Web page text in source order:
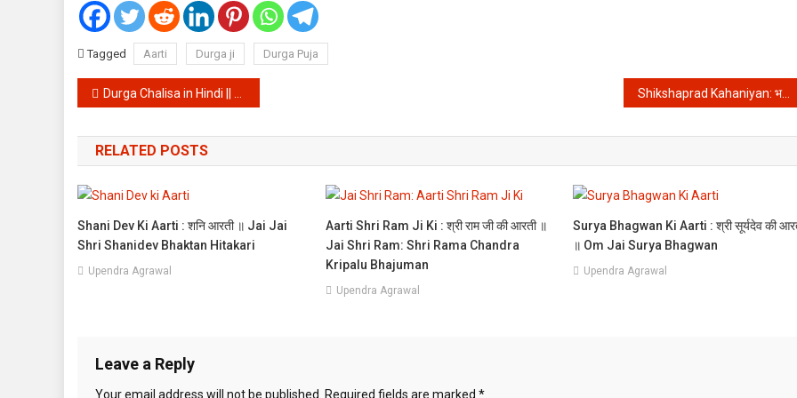
Tagged Aarti Durga ji Durga Puja
Post
navigation
Durga Chalisa in Hindi || दुर्गा चालीसा : हिन्दी अर्थ सहित || Jay mata di Shikshaprad Kahaniyan: भगवान अपने भक्तों को देते गुजारा भत्ता और फिर कर देते है मलामाल
RELATED POSTS
Shani Dev Ki Aarti : शनि आरती ॥ Jai Jai
Shri Shanidev Bhaktan Hitakari
Upendra Agrawal
Aarti Shri Ram Ji Ki : श्री राम जी की आरती ॥
Jai Shri Ram: Shri Rama Chandra
Kripalu Bhajuman
Upendra Agrawal
Surya Bhagwan Ki Aarti : श्री सूर्यदेव की
॥ Om Jai Surya Bhagwan
Upendra Agrawal
Leave a Reply
Your email address will not be published. Required fields are marked *